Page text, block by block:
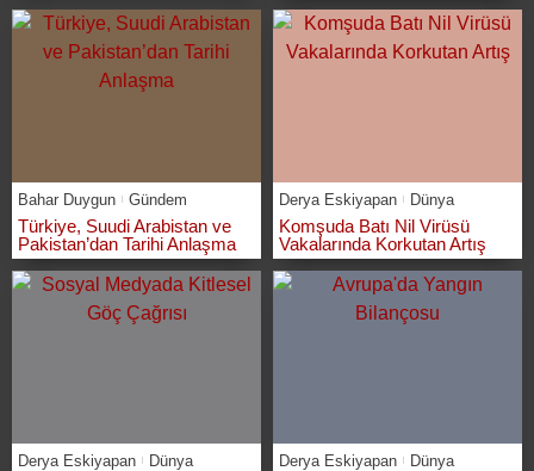
Bahar Duygun Gündem
Türkiye, Suudi Arabistan ve
Pakistan’dan Tarihi Anlaşma
Derya Eskiyapan Dünya
Komşuda Batı Nil Virüsü
Vakalarında Korkutan Artış
Derya Eskiyapan Dünya Derya Eskiyapan Dünya